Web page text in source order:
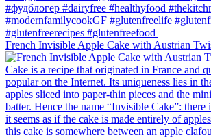
French Invisible Apple Cake with Austrian